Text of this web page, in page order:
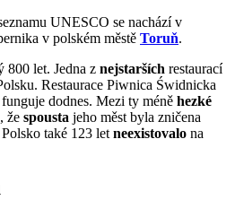
UNESCO se nachází v
v polském městě Toruň.
800 let. Jedna z nejstarších restaurací
Restaurace Piwnica Świdnicka
dodnes. Mezi ty méně hezké
že spousta jeho měst byla zničena
také 123 let neexistovalo na